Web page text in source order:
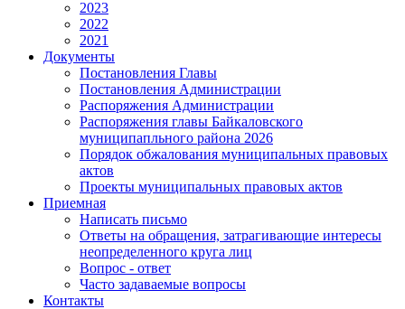
2023
2022
2021
Документы
Постановления Главы
Постановления Администрации
Распоряжения Администрации
Распоряжения главы Байкаловского
муниципапльного района 2026
Порядок обжалования муниципальных правовых
актов
Проекты муниципальных правовых актов
Приемная
Написать письмо
Ответы на обращения, затрагивающие интересы
неопределенного круга лиц
Вопрос - ответ
Часто задаваемые вопросы
Контакты